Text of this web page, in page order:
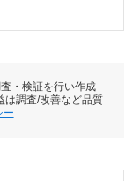
・検証を行い作成
は調査/改善など品質
ー